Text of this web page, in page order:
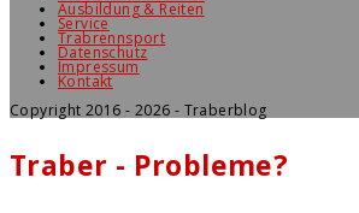
Ausbildung & Reiten
Service
Trabrennsport
Datenschutz
Impressum
Kontakt
Copyright 2016 - 2026 - Traberblog
Traber - Probleme?